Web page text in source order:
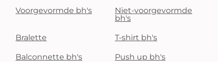
Voorgevormde bh's
Niet-voorgevormde
bh's
Bralette T-shirt bh's
Balconnette bh's Push up bh's